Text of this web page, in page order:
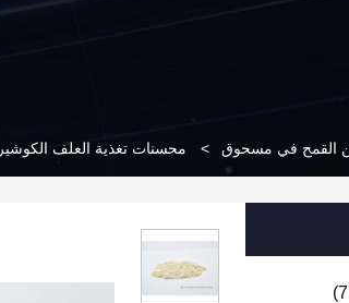
القمح في مسحوق > محسنات تغذية العلف الكوشير Nx6.25 بروتين القمح الكامل